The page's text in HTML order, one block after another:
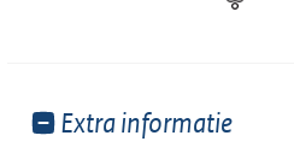
Toon
Extra informatie